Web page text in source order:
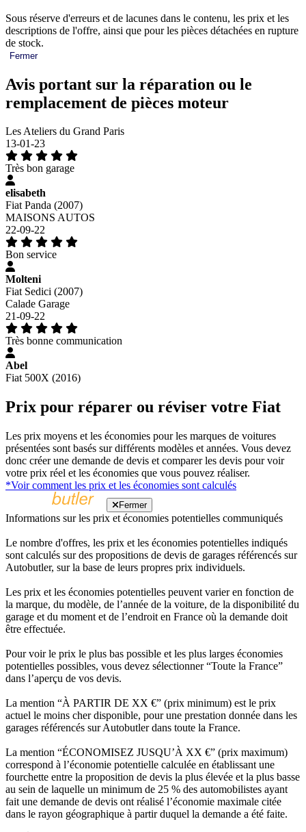
Sous réserve d'erreurs et de lacunes dans le contenu, les prix et les
descriptions de l'offre, ainsi que pour les pièces détachées en rupture
de stock.
Fermer
Avis portant sur la réparation ou le
remplacement de pièces moteur
Les Ateliers du Grand Paris
13-01-23
Très bon garage
elisabeth
Fiat Panda (2007)
MAISONS AUTOS
22-09-22
Bon service
Molteni
Fiat Sedici (2007)
Calade Garage
21-09-22
Très bonne communication
Abel
Fiat 500X (2016)
Prix pour réparer ou réviser votre Fiat
Les prix moyens et les économies pour les marques de voitures
présentées sont basés sur différents modèles et années. Vous devez
donc créer une demande de devis et comparer les devis pour voir
votre prix réel et les économies que vous pouvez réaliser.
*Voir comment les prix et les économies sont calculés
Fermer
Informations sur les prix et économies potentielles communiqués
Le nombre d'offres, les prix et les économies potentielles indiqués
sont calculés sur des propositions de devis de garages référencés sur
Autobutler, sur la base de leurs propres prix individuels.
Les prix et les économies potentielles peuvent varier en fonction de
la marque, du modèle, de l’année de la voiture, de la disponibilité du
garage et du moment et de l’endroit en France où la demande doit
être effectuée.
Pour voir le prix le plus bas possible et les plus larges économies
potentielles possibles, vous devez sélectionner “Toute la France”
dans l’aperçu de vos devis.
La mention “À PARTIR DE XX €” (prix minimum) est le prix
actuel le moins cher disponible, pour une prestation donnée dans les
garages référencés sur Autobutler dans toute la France.
La mention “ÉCONOMISEZ JUSQU’À XX €” (prix maximum)
correspond à l’économie potentielle calculée en établissant une
fourchette entre la proposition de devis la plus élevée et la plus basse
au sein de laquelle un minimum de 25 % des automobilistes ayant
fait une demande de devis ont réalisé l’économie maximale citée
dans le rayon géographique à partir duquel la demande a été faite.